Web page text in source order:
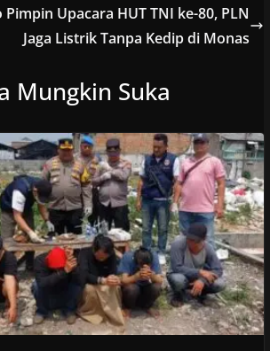
Upacara HUT TNI ke-80, PLN
Jaga Listrik Tanpa Kedip di Monas
Mungkin Suka